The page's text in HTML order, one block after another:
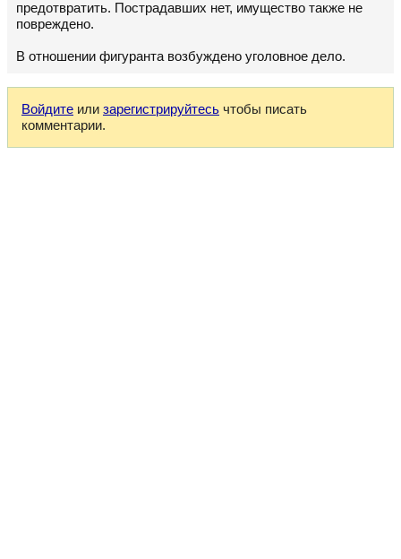
предотвратить. Пострадавших нет, имущество также не
повреждено.
В отношении фигуранта возбуждено уголовное дело.
Войдите или зарегистрируйтесь чтобы писать
комментарии.